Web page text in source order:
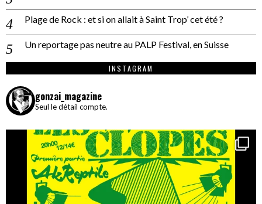
Plage de Rock : et si on allait à Saint Trop’ cet été ?
Un reportage pas neutre au PALP Festival, en Suisse
INSTAGRAM
gonzai_magazine
Seul le détail compte.